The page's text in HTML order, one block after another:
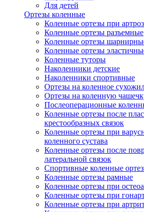
Для детей
Ортезы коленные
Коленные ортезы при
Коленные ортезы разъемные
Коленные ортезы
Коленные ортезы
Коленные туторы
Наколенники детские
Наколенники спортивные
Ортезы на коленное
Ортезы на коленную
Послеоперационные
Коленные ортезы после
крестообразных связок
Коленные ортезы при
коленного сустава
Коленные ортезы после
латеральной связок
Спортивные коленные
Коленные ортезы рамные
Коленные ортезы при
Коленные ортезы при
Коленные ортезы при